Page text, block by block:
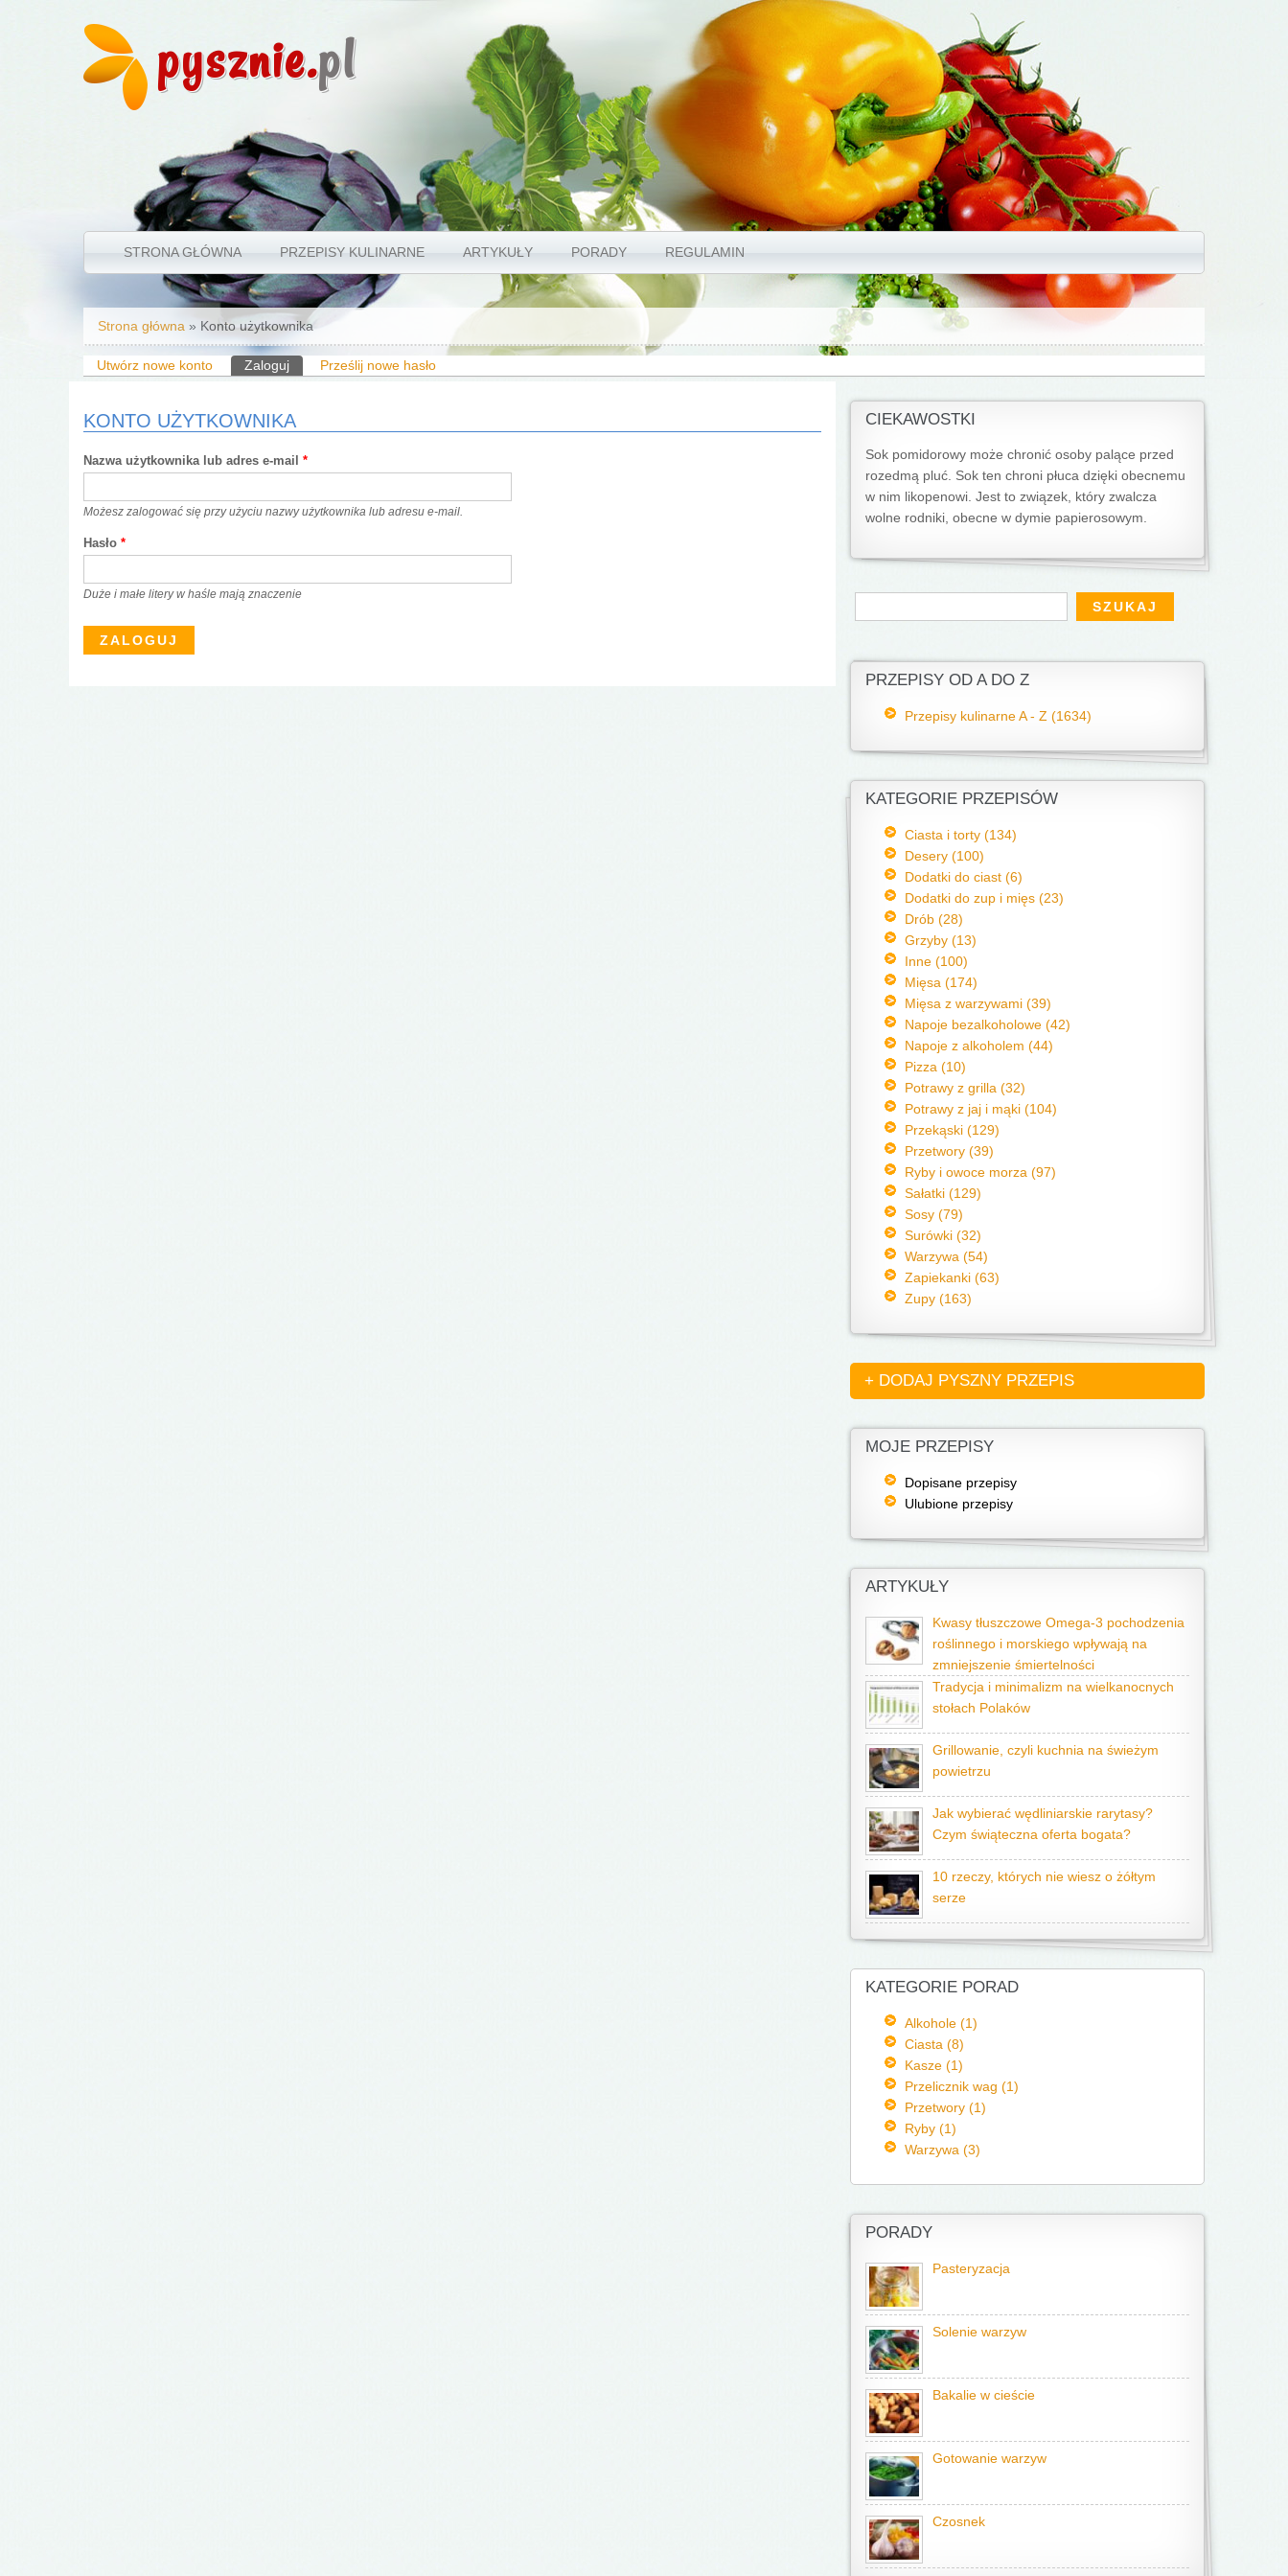
pysznie.pl
STRONA GŁÓWNA PRZEPISY KULINARNE ARTYKUŁY PORADY REGULAMIN
Jesteś tutaj
Strona główna » Konto użytkownika
Karty podstawowe
Utwórz nowe konto Zaloguj(aktywna karta)
Prześlij nowe hasło
KONTO UŻYTKOWNIKA
Nazwa użytkownika lub adres e-mail *
Możesz zalogować się przy użyciu nazwy użytkownika lub adresu e-mail.
Hasło *
Duże i małe litery w haśle mają znaczenie
CIEKAWOSTKI
Sok pomidorowy może chronić osoby palące przed
rozedmą pluć. Sok ten chroni płuca dzięki obecnemu
w nim likopenowi. Jest to związek, który zwalcza
wolne rodniki, obecne w dymie papierosowym.
Formularz wyszukiwania
Szukaj
PRZEPISY OD A DO Z
Przepisy kulinarne A - Z (1634)
KATEGORIE PRZEPISÓW
Ciasta i torty (134)
Desery (100)
Dodatki do ciast (6)
Dodatki do zup i mięs (23)
Drób (28)
Grzyby (13)
Inne (100)
Mięsa (174)
Mięsa z warzywami (39)
Napoje bezalkoholowe (42)
Napoje z alkoholem (44)
Pizza (10)
Potrawy z grilla (32)
Potrawy z jaj i mąki (104)
Przekąski (129)
Przetwory (39)
Ryby i owoce morza (97)
Sałatki (129)
Sosy (79)
Surówki (32)
Warzywa (54)
Zapiekanki (63)
Zupy (163)
+ DODAJ PYSZNY PRZEPIS
MOJE PRZEPISY
Dopisane przepisy
Ulubione przepisy
ARTYKUŁY
Kwasy tłuszczowe Omega-3 pochodzenia
roślinnego i morskiego wpływają na
zmniejszenie śmiertelności
Tradycja i minimalizm na wielkanocnych
stołach Polaków
Grillowanie, czyli kuchnia na świeżym
powietrzu
Jak wybierać wędliniarskie rarytasy?
Czym świąteczna oferta bogata?
10 rzeczy, których nie wiesz o żółtym
serze
KATEGORIE PORAD
Alkohole (1)
Ciasta (8)
Kasze (1)
Przelicznik wag (1)
Przetwory (1)
Ryby (1)
Warzywa (3)
PORADY
Pasteryzacja
Solenie warzyw
Bakalie w cieście
Gotowanie warzyw
Czosnek